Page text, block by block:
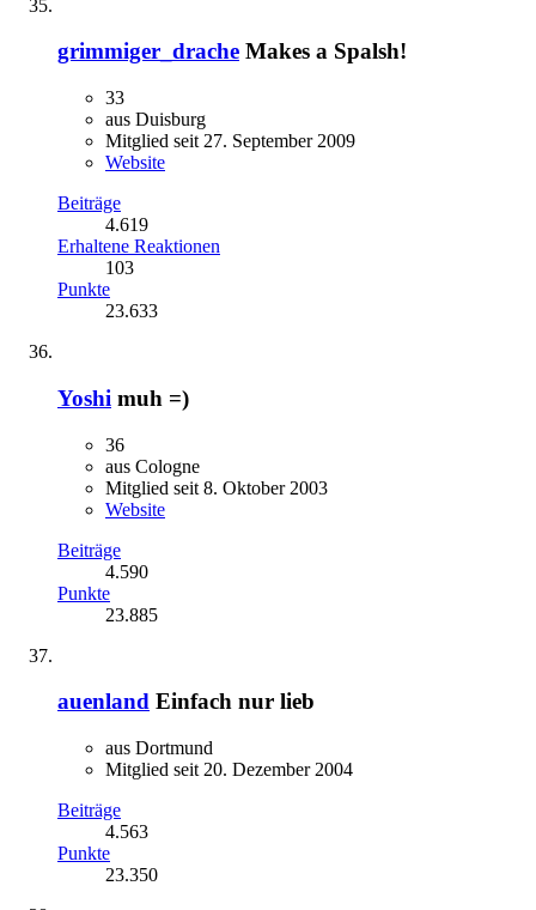
grimmiger_drache Makes a Spalsh!
33
aus Duisburg
Mitglied seit 27. September 2009
Website
Beiträge
4.619
Erhaltene Reaktionen
103
Punkte
23.633
Yoshi muh =)
36
aus Cologne
Mitglied seit 8. Oktober 2003
Website
Beiträge
4.590
Punkte
23.885
auenland Einfach nur lieb
aus Dortmund
Mitglied seit 20. Dezember 2004
Beiträge
4.563
Punkte
23.350